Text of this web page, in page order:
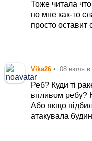
вони роблять
До речі, в
свекри, три
Тоже читала
но мне как-то
просто
Vika26 • 08 июля в
Реб? Куди ті
впливом ребу?
Або якщо
атакувала